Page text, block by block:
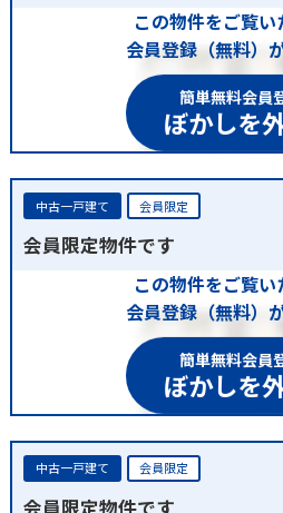
この物件をご覧い
会員登録（無料）
簡単無料会員
ぼかしを
中古一戸建て 会員限定
会員限定物件です
この物件をご覧い
会員登録（無料）
簡単無料会員
ぼかしを
中古一戸建て 会員限定
会員限定物件です